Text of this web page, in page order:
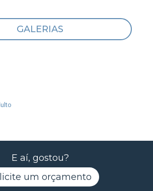
GALERIAS
E aí, gostou?
um orçamento